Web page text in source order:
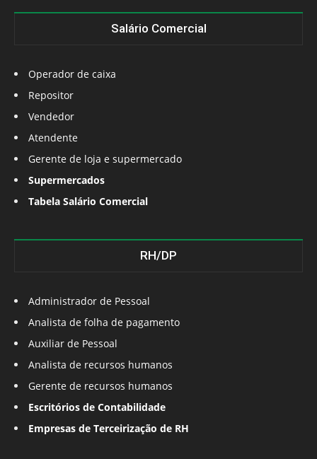
Salário Comercial
Operador de caixa
Repositor
Vendedor
Atendente
Gerente de loja e supermercado
Supermercados
Tabela Salário Comercial
RH/DP
Administrador de Pessoal
Analista de folha de pagamento
Auxiliar de Pessoal
Analista de recursos humanos
Gerente de recursos humanos
Escritórios de Contabilidade
Empresas de Terceirização de RH